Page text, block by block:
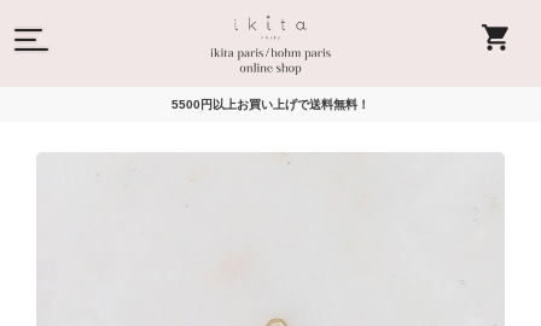
5500円以上お買い上げで送料無料！